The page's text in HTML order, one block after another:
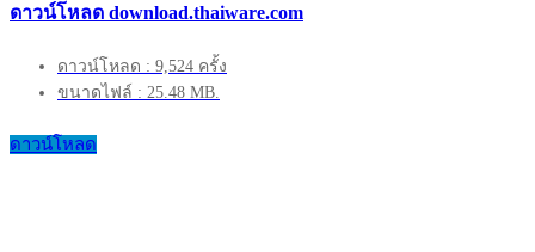
ดาวน์โหลด download.thaiware.com
ดาวน์โหลด : 9,524 ครั้ง
ขนาดไฟล์ : 25.48 MB.
ดาวน์โหลด